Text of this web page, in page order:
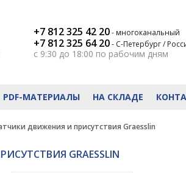
+7 812 325 42 20- многоканальный
+7 812 325 64 20- С-Петербург /
с 9:30 до 18:00 по рабочим дням
PDF-МАТЕРИАЛЫ НА СКЛАДЕ
движения и присутствия Graesslin
GRAESSLIN